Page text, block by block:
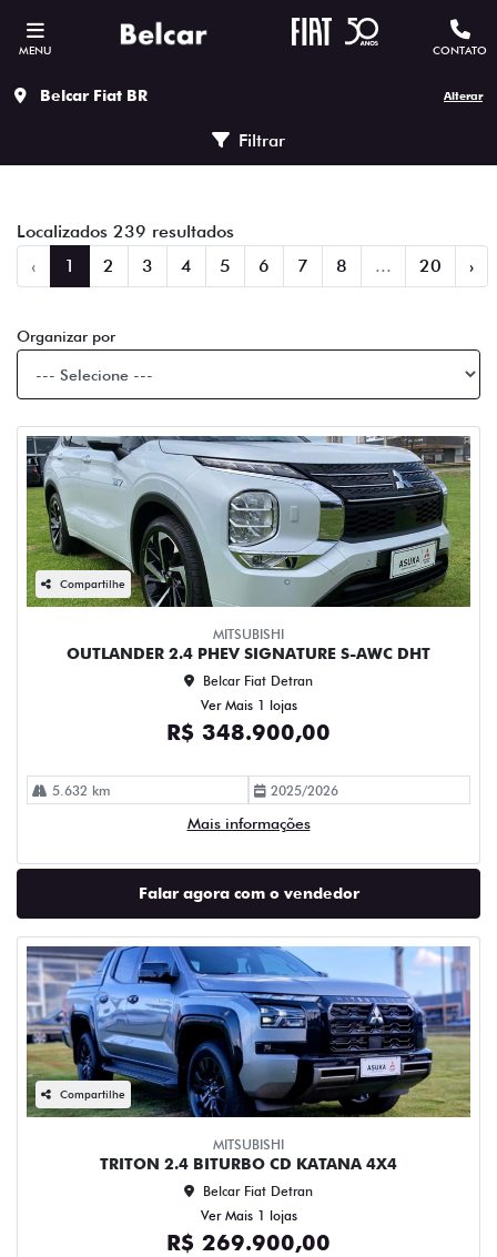
MENU CONTATO
Belcar Fiat BR Alterar
Localizados 239 resultados
‹
1 2 3 4 5 6 7 8 ... 20 ›
Filtrar
Organizar por
Compartilhe
MITSUBISHI
OUTLANDER 2.4 PHEV SIGNATURE S-AWC DHT
Belcar Fiat Detran
Ver Mais 1 lojas
R$ 348.900,00
5.632 km 2025/2026
Mais informações
Falar agora com o vendedor
Compartilhe
MITSUBISHI
TRITON 2.4 BITURBO CD KATANA 4X4
Belcar Fiat Detran
Ver Mais 1 lojas
R$ 269.900,00